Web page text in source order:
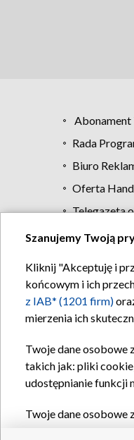
Abonament
Rada
Biuro
Oferta
Telegazeta
Szanujemy Twoją
Kliknij "Akceptuję i
końcowym i ich
z IAB* (1201 firm)
mierzenia ich
Twoje dane osobowe
takich jak: pliki
udostępnianie funkcji
Twoje dane osobowe